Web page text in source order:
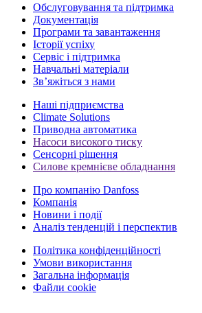
Обслуговування та підтримка
Документація
Програми та завантаження
Історії успіху
Сервіс і підтримка
Навчальні матеріали
Зв’яжіться з нами
Наші підприємства
Climate Solutions
Приводна автоматика
Насоси високого тиску
Сенсорні рішення
Силове кремнієве обладнання
Про компанію Danfoss
Компанія
Новини і події
Аналіз тенденцій і перспектив
Політика конфіденційності
Умови використання
Загальна інформація
Файли cookie